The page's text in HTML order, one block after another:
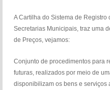
A Cartilha do Sistema de
Secretarias Municipais, traz uma
de Preços, vejamos:
Conjunto de procedimentos para
futuras, realizados por meio de
disponibilizam os bens e serviços